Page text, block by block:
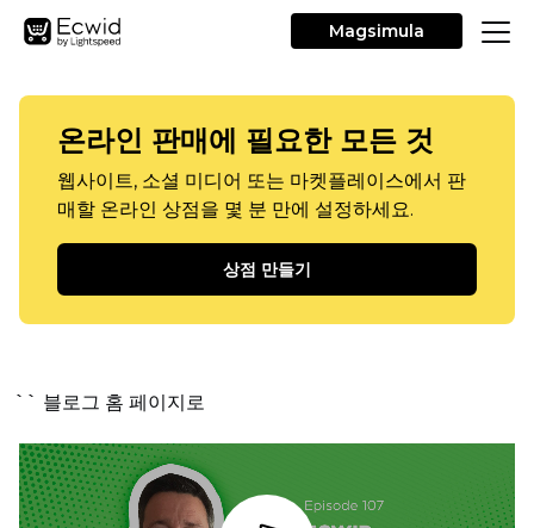
Magsimula
온라인 판매에 필요한 모든 것
웹사이트, 소셜 미디어 또는 마켓플레이스에서 판
매할 온라인 상점을 몇 분 만에 설정하세요.
상점 만들기
`` 블로그 홈 페이지로